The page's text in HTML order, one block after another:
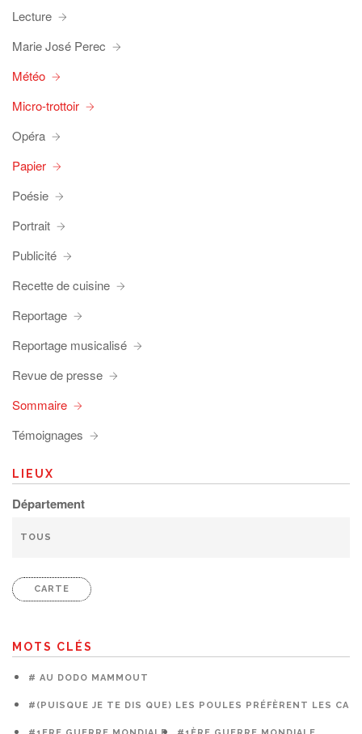
Lecture
Marie José Perec
Météo
Micro-trottoir
Opéra
Papier
Poésie
Portrait
Publicité
Recette de cuisine
Reportage
Reportage musicalisé
Revue de presse
Sommaire
Témoignages
LIEUX
Département
CARTE
MOTS CLÉS
# AU DODO MAMMOUT
#(PUISQUE JE TE DIS QUE) LES POULES PRÉFÈRENT LES